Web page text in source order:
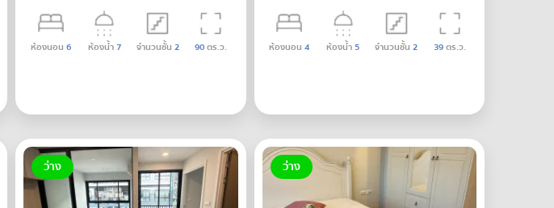
ห้องนอน 6 ห้องน้ำ7 จำนวนชั้น 2 90ตร.ว. ห้องนอน 4 ห้องน้ำ5 จำนวนชั้น 2 39ตร.ว.
ว่าง ว่าง